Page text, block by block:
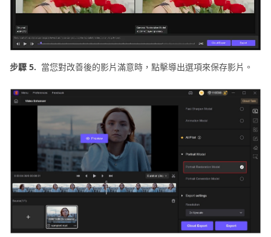
步驟 5. 當您對改善後的影片滿意時，點擊導出選項來保存影片。